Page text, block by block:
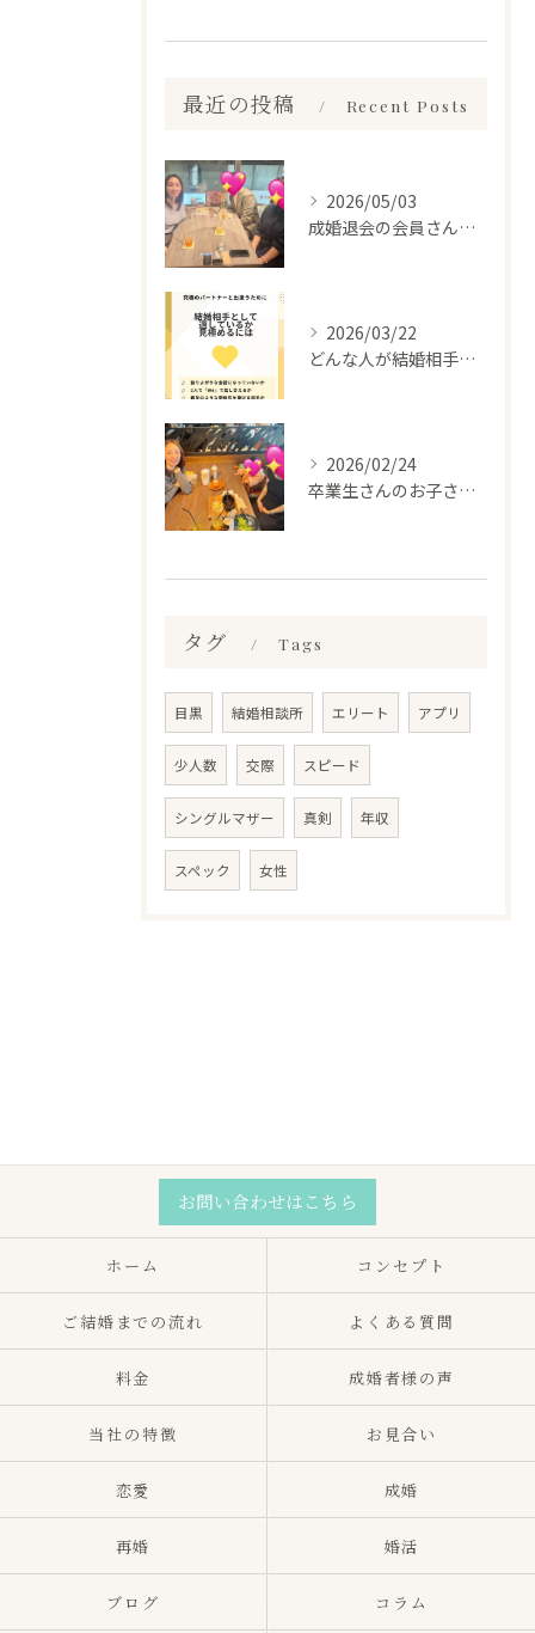
最近の投稿 Recent Posts
2026/05/03
成婚退会の会員さんとお会いして来ました✨
2026/03/22
どんな人が結婚相手だといいのか
2026/02/24
卒業生さんのお子さんに会って来ました✨
タグ Tags
目黒 結婚相談所 エリート アプリ
少人数 交際 スピード
シングルマザー 真剣 年収
スペック 女性
お問い合わせはこちら
ホーム コンセプト
ご結婚までの流れ よくある質問
料金 成婚者様の声
当社の特徴 お見合い
恋愛 成婚
再婚 婚活
ブログ コラム